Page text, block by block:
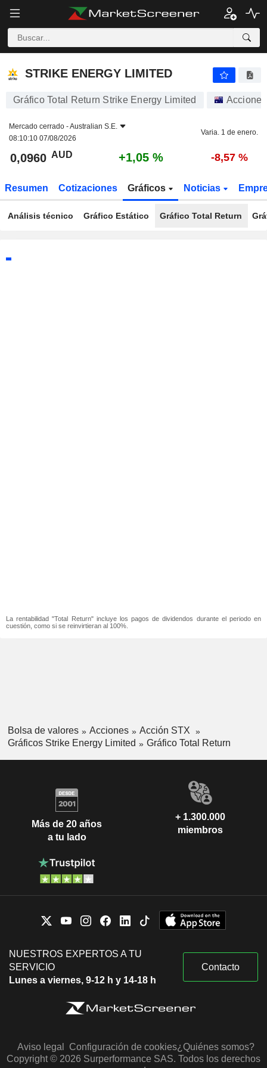
STRIKE ENERGY LIMITED
STRIKE ENERGY LIMITED
Gráfico Total Return Strike Energy Limited Acciones
Mercado cerrado -Australian S.E.
08:10:10 07/08/2026
Varia. 1 de enero.
0,0960 AUD +1,05 % -8,57 %
Resumen Cotizaciones Gráficos Noticias
Análisis técnico Gráfico Estático Gráfico Total Return
La rentabilidad "Total Return" incluye los pagos de dividendos durante el periodo en
cuestión, como si se reinvirtieran al 100%.
Bolsa de valores Acciones
Acción STX
Gráficos Strike Energy Limited
Gráfico Total Return
Más de 20 años
a tu lado
+ 1.300.000
miembros
NUESTROS EXPERTOS A TU
SERVICIO
Lunes a viernes, 9-12 h y 14-18 h
Contacto
Aviso legal Configuración de cookies¿Quiénes somos?
Copyright © 2026 Surperformance SAS. Todos los derechos